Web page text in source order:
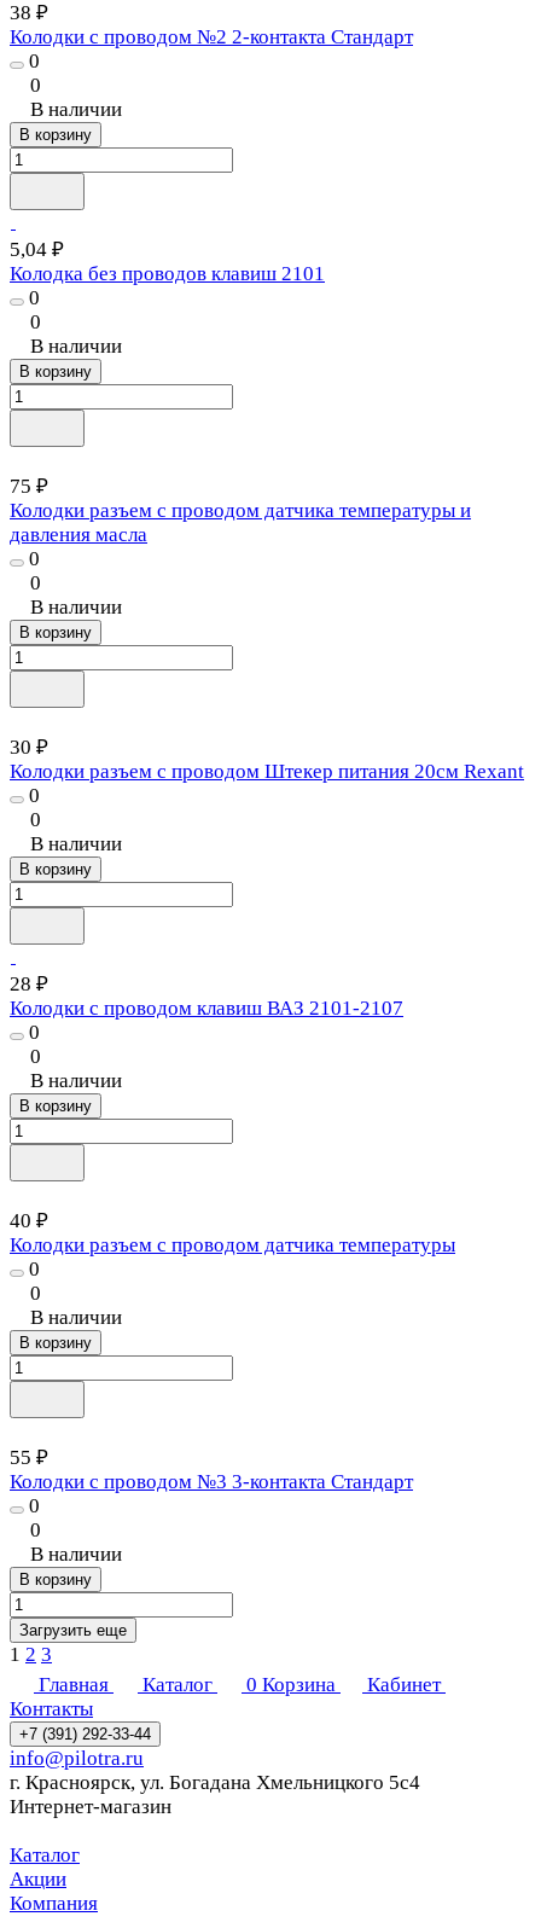
38 ₽
Колодки с проводом №2 2-контакта Стандарт
0
0
В наличии
В корзину
5,04 ₽
Колодка без проводов клавиш 2101
0
0
В наличии
В корзину
75 ₽
Колодки разъем с проводом датчика температуры и
давления масла
0
0
В наличии
В корзину
30 ₽
Колодки разъем с проводом Штекер питания 20см Rexant
0
0
В наличии
В корзину
28 ₽
Колодки с проводом клавиш ВАЗ 2101-2107
0
0
В наличии
В корзину
40 ₽
Колодки разъем с проводом датчика температуры
0
0
В наличии
В корзину
55 ₽
Колодки с проводом №3 3-контакта Стандарт
0
0
В наличии
В корзину
Загрузить еще
1 2 3
Главная
Каталог 0 Корзина
Кабинет
Контакты
+7 (391) 292-33-44
info@pilotra.ru
г. Красноярск, ул. Богадана Хмельницкого 5с4
Интернет-магазин
Каталог
Акции
Компания